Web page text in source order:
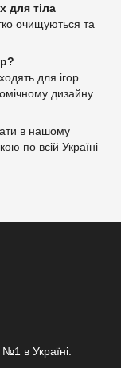
для тіла
очищуються та
для ігор
дизайну.
в нашому
по всій Україні
в Україні.